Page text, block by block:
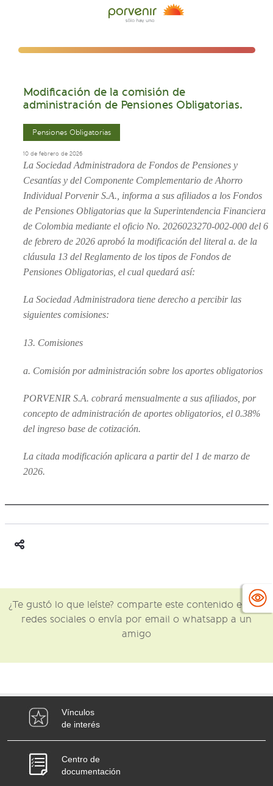
Modificación de la comisión de
administración de Pensiones Obligatorias.
Pensiones Obligatorias
10 de febrero de 2026
La Sociedad Administradora de Fondos de Pensiones y
Cesantías y del Componente Complementario de Ahorro
Individual Porvenir S.A., informa a sus afiliados a los Fondos
de Pensiones Obligatorias que la Superintendencia Financiera
de Colombia mediante el oficio No. 2026023270-002-000 del 6
de febrero de 2026 aprobó la modificación del literal a. de la
cláusula 13 del Reglamento de los tipos de Fondos de
Pensiones Obligatorias, el cual quedará así:
La Sociedad Administradora tiene derecho a percibir las
siguientes comisiones:
13. Comisiones
a. Comisión por administración sobre los aportes obligatorios
PORVENIR S.A. cobrará mensualmente a sus afiliados, por
concepto de administración de aportes obligatorios, el 0.38%
del ingreso base de cotización.
La citada modificación aplicara a partir del 1 de marzo de
2026.
¿Te gustó lo que leíste? comparte este contenido en tus
redes sociales o envía por email o whatsapp a un
amigo
Vínculos
de interés
Centro de
documentación